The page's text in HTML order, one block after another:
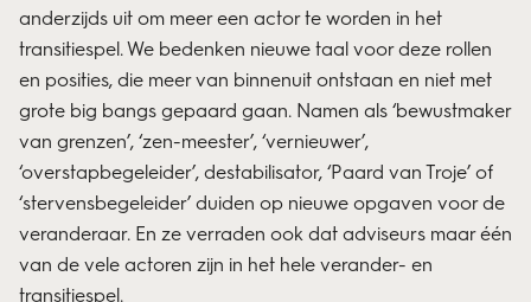
anderzijds uit om meer een actor te worden in het
transitiespel. We bedenken nieuwe taal voor deze rollen
en posities, die meer van binnenuit ontstaan en niet met
grote big bangs gepaard gaan. Namen als ‘bewustmaker
van grenzen’, ‘zen-meester’, ‘vernieuwer’,
‘overstapbegeleider’, destabilisator, ‘Paard van Troje’ of
‘stervensbegeleider’ duiden op nieuwe opgaven voor de
veranderaar. En ze verraden ook dat adviseurs maar één
van de vele actoren zijn in het hele verander- en
transitiespel.